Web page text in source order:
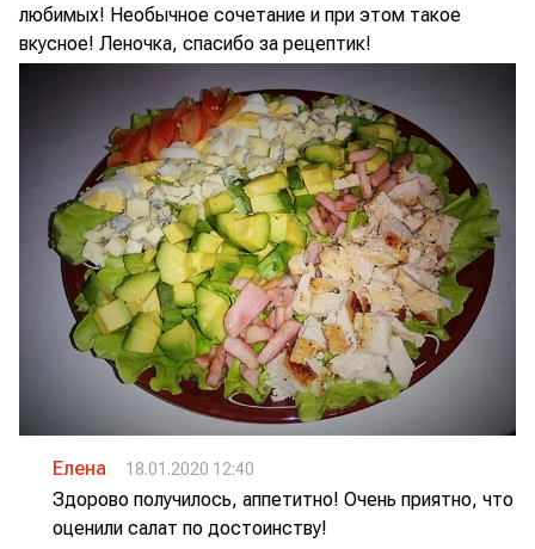
любимых! Необычное сочетание и при этом такое
вкусное! Леночка, спасибо за рецептик!
Елена 18.01.2020 12:40
Здорово получилось, аппетитно! Очень приятно, что
оценили салат по достоинству!